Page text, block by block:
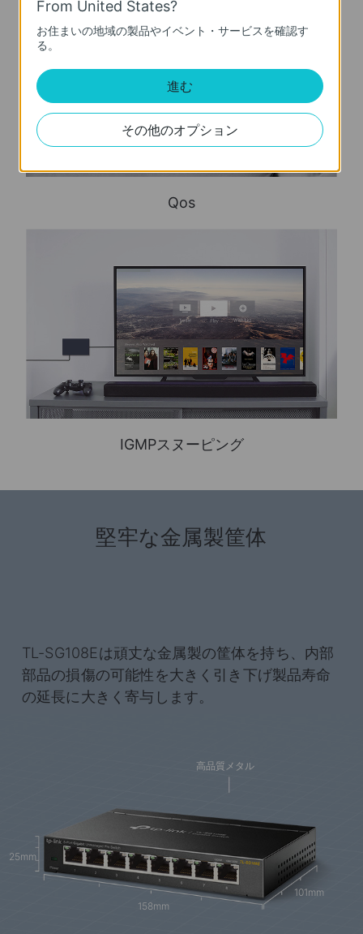
Qos
IGMPスヌーピング
堅牢な金属製筐体
TL-SG108Eは頑丈な金属製の筐体を持ち、内部
部品の損傷の可能性を大きく引き下げ製品寿命
の延長に大きく寄与します。
高品質メタル
25mm
158mm
101mm
From United States?
お住まいの地域の製品やイベント・サービスを確認す
る。
進む
その他のオプション